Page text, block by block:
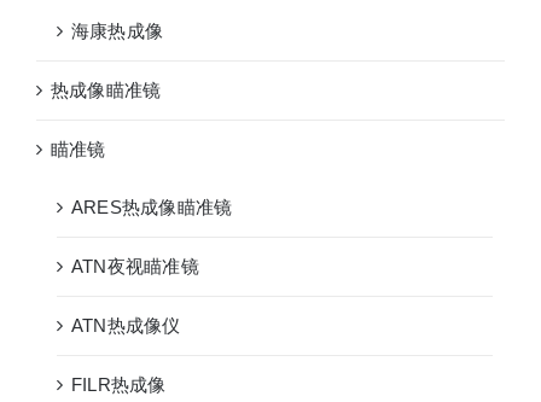
海康热成像
热成像瞄准镜
瞄准镜
ARES热成像瞄准镜
ATN夜视瞄准镜
ATN热成像仪
FILR热成像